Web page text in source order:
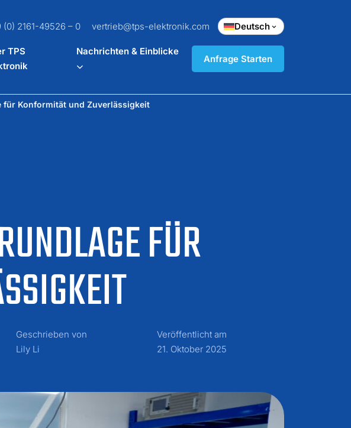
(0) 2161-49526 – 0 vertrieb@tps-elektronik.com Deutsch
TPS
Nachrichten & Einblicke
Anfrage Starten
FÜR
für Konformität und Zuverlässigkeit
Geschrieben von
Lily Li
Veröffentlicht am
21. Oktober 2025